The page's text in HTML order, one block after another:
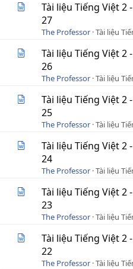
Tài liệu Tiếng Việt 2
27
The Professor Tài liệu
Tài liệu Tiếng Việt 2
26
The Professor Tài liệu
Tài liệu Tiếng Việt 2
25
The Professor Tài liệu
Tài liệu Tiếng Việt 2
24
The Professor Tài liệu
Tài liệu Tiếng Việt 2
23
The Professor Tài liệu
Tài liệu Tiếng Việt 2
22
The Professor Tài liệu